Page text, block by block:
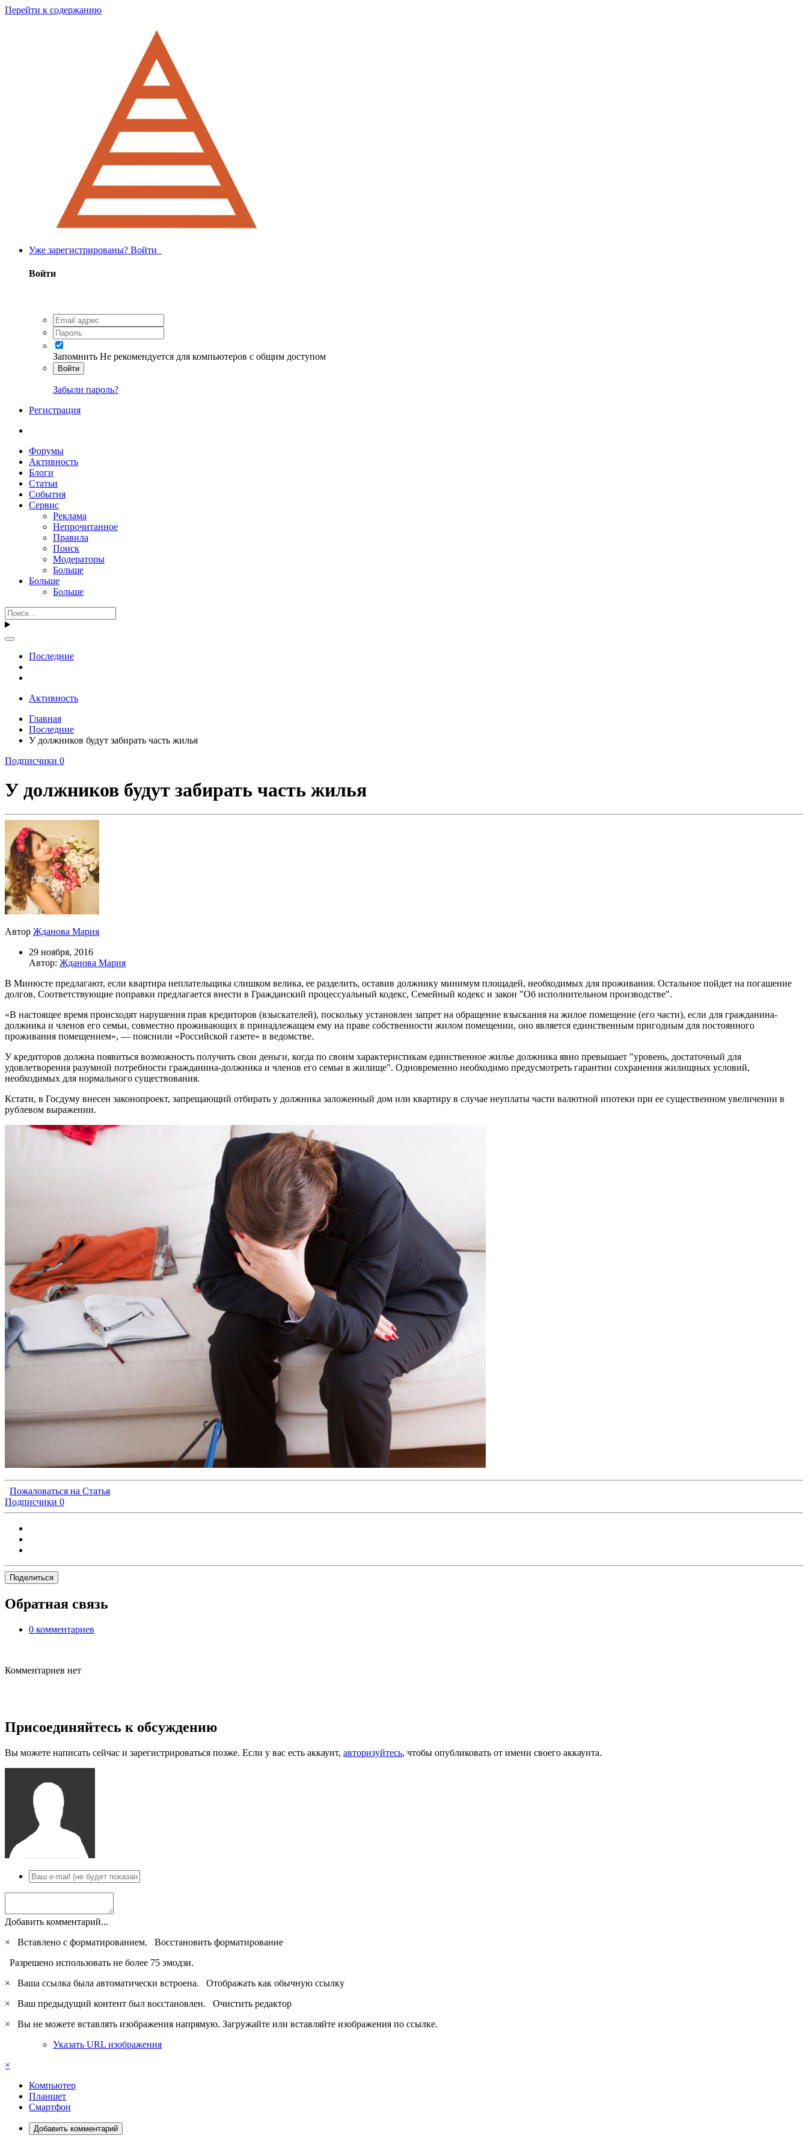
Перейти к содержанию
Уже зарегистрированы? Войти
Войти
Запомнить Не рекомендуется для компьютеров с общим доступом
Войти
Забыли пароль?
Регистрация
Форумы
Активность
Блоги
Статьи
События
Сервис
Реклама
Непрочитанное
Правила
Поиск
Модераторы
Больше
Больше
Больше
Последние
Активность
Главная
Последние
У должников будут забирать часть жилья
Подписчики 0
У должников будут забирать часть жилья
Автор Жданова Мария
29 ноября, 2016
Автор: Жданова Мария
В Минюсте предлагают, если квартира неплательщика слишком велика, ее разделить, оставив должнику минимум площадей, необходимых для проживания. Остальное пойдет на погашение
долгов, Соответствующие поправки предлагается внести в Гражданский процессуальный кодекс, Семейный кодекс и закон "Об исполнительном производстве".
«В настоящее время происходят нарушения прав кредиторов (взыскателей), поскольку установлен запрет на обращение взыскания на жилое помещение (его части), если для гражданина-
должника и членов его семьи, совместно проживающих в принадлежащем ему на праве собственности жилом помещении, оно является единственным пригодным для постоянного
проживания помещением», — пояснили «Российской газете» в ведомстве.
У кредиторов должна появиться возможность получить свои деньги, когда по своим характеристикам единственное жилье должника явно превышает "уровень, достаточный для
удовлетворения разумной потребности гражданина-должника и членов его семьи в жилище". Одновременно необходимо предусмотреть гарантии сохранения жилищных условий,
необходимых для нормального существования.
Кстати, в Госдуму внесен законопроект, запрещающий отбирать у должника заложенный дом или квартиру в случае неуплаты части валютной ипотеки при ее существенном увеличении в
рублевом выражении.
Пожаловаться на Статья
Подписчики 0
Поделиться
Обратная связь
0 комментариев
Комментариев нет
Присоединяйтесь к обсуждению
Вы можете написать сейчас и зарегистрироваться позже. Если у вас есть аккаунт, авторизуйтесь, чтобы опубликовать от имени своего аккаунта.
Добавить комментарий...
×
Вставлено с форматированием. Восстановить форматирование
Разрешено использовать не более 75 эмодзи.
×
Ваша ссылка была автоматически встроена. Отображать как обычную ссылку
×
Ваш предыдущий контент был восстановлен. Очистить редактор
×
Вы не можете вставлять изображения напрямую. Загружайте или вставляйте изображения по ссылке.
Указать URL изображения
×
Компьютер
Планшет
Смартфон
Добавить комментарий